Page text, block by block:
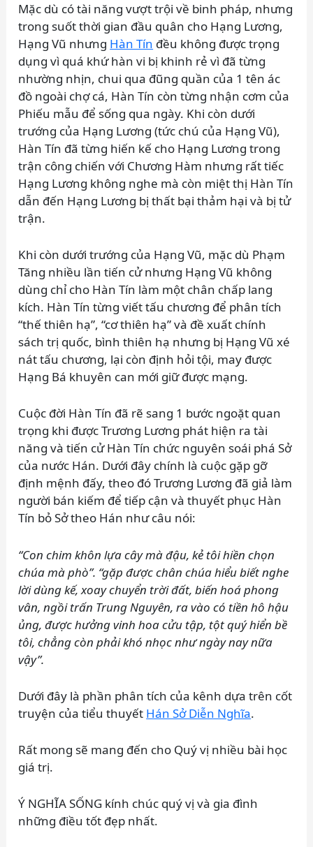
Mặc dù có tài năng vượt trội về binh pháp, nhưng
trong suốt thời gian đầu quân cho Hạng Lương,
Hạng Vũ nhưng Hàn Tín đều không được trọng
dụng vì quá khứ hàn vi bị khinh rẻ vì đã từng
nhường nhịn, chui qua đũng quần của 1 tên ác
đồ ngoài chợ cá, Hàn Tín còn từng nhận cơm của
Phiếu mẫu để sống qua ngày. Khi còn dưới
trướng của Hạng Lương (tức chú của Hạng Vũ),
Hàn Tín đã từng hiến kế cho Hạng Lương trong
trận công chiến với Chương Hàm nhưng rất tiếc
Hạng Lương không nghe mà còn miệt thị Hàn Tín
dẫn đến Hạng Lương bị thất bại thảm hại và bị tử
trận.
Khi còn dưới trướng của Hạng Vũ, mặc dù Phạm
Tăng nhiều lần tiến cử nhưng Hạng Vũ không
dùng chỉ cho Hàn Tín làm một chân chấp lang
kích. Hàn Tín từng viết tấu chương để phân tích
“thế thiên hạ”, “cơ thiên hạ” và đề xuất chính
sách trị quốc, bình thiên hạ nhưng bị Hạng Vũ xé
nát tấu chương, lại còn định hỏi tội, may được
Hạng Bá khuyên can mới giữ được mạng.
Cuộc đời Hàn Tín đã rẽ sang 1 bước ngoặt quan
trọng khi được Trương Lương phát hiện ra tài
năng và tiến cử Hàn Tín chức nguyên soái phá Sở
của nước Hán. Dưới đây chính là cuộc gặp gỡ
định mệnh đấy, theo đó Trương Lương đã giả làm
người bán kiếm để tiếp cận và thuyết phục Hàn
Tín bỏ Sở theo Hán như câu nói:
“Con chim khôn lựa cây mà đậu, kẻ tôi hiền chọn
chúa mà phò”. “gặp được chân chúa hiểu biết nghe
lời dùng kế, xoay chuyển trời đất, biến hoá phong
vân, ngồi trấn Trung Nguyên, ra vào có tiền hô hậu
ủng, được hưởng vinh hoa cửu tập, tột quý hiển bề
tôi, chẳng còn phải khó nhọc như ngày nay nữa
vậy”.
Dưới đây là phần phân tích của kênh dựa trên cốt
truyện của tiểu thuyết Hán Sở Diễn Nghĩa.
Rất mong sẽ mang đến cho Quý vị nhiều bài học
giá trị.
Ý NGHĨA SỐNG kính chúc quý vị và gia đình
những điều tốt đẹp nhất.